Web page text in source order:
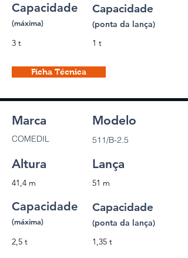
Capacidade
(máxima)
Capacidade
(ponta da lança)
Ficha Técnica
3 t 1 t
Marca Modelo
Altura Lança
Capacidade
(máxima)
Capacidade
(ponta da lança)
COMEDIL 511/B-2.5
41,4 m 51 m
2,5 t 1,35 t